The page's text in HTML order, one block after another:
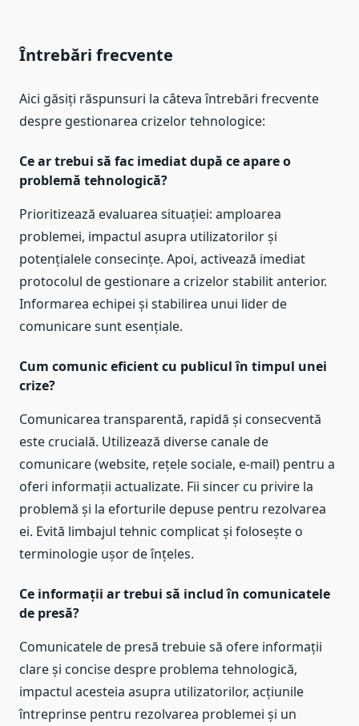
Întrebări frecvente
Aici găsiți răspunsuri la câteva întrebări frecvente
despre gestionarea crizelor tehnologice:
Ce ar trebui să fac imediat după ce apare o
problemă tehnologică?
Prioritizează evaluarea situației: amploarea
problemei, impactul asupra utilizatorilor și
potențialele consecințe. Apoi, activează imediat
protocolul de gestionare a crizelor stabilit anterior.
Informarea echipei și stabilirea unui lider de
comunicare sunt esențiale.
Cum comunic eficient cu publicul în timpul unei
crize?
Comunicarea transparentă, rapidă și consecventă
este crucială. Utilizează diverse canale de
comunicare (website, rețele sociale, e-mail) pentru a
oferi informații actualizate. Fii sincer cu privire la
problemă și la eforturile depuse pentru rezolvarea
ei. Evită limbajul tehnic complicat și folosește o
terminologie ușor de înțeles.
Ce informații ar trebui să includ în comunicatele
de presă?
Comunicatele de presă trebuie să ofere informații
clare și concise despre problema tehnologică,
impactul acesteia asupra utilizatorilor, acțiunile
întreprinse pentru rezolvarea problemei și un